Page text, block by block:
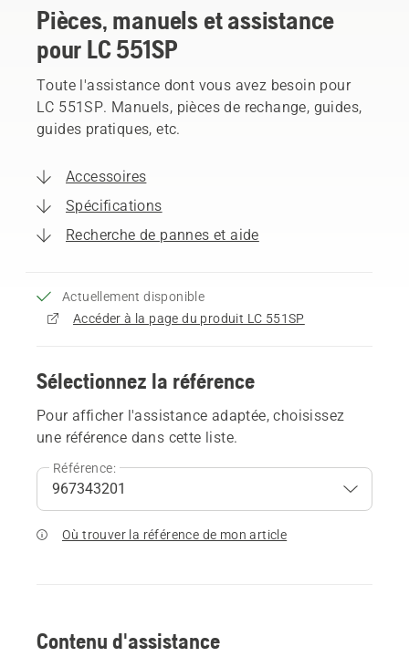
Pièces, manuels et assistance
pour LC 551SP
Toute l'assistance dont vous avez besoin pour
LC 551SP. Manuels, pièces de rechange, guides,
guides pratiques, etc.
Accessoires
Spécifications
Recherche de pannes et aide
Actuellement disponible
Accéder à la page du produit LC 551SP
Sélectionnez la référence
Pour afficher l'assistance adaptée, choisissez
une référence dans cette liste.
Référence:
Où trouver la référence de mon article
Contenu d'assistance